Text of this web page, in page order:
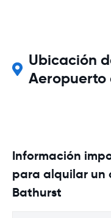
Ubicación
Aeropuerto
Información
para alquilar un
Bathurst